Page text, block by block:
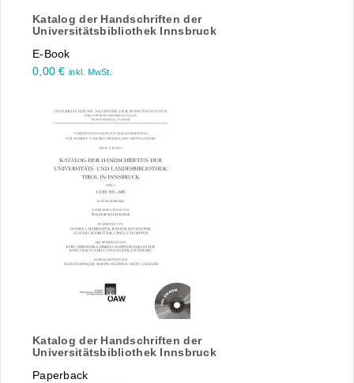
Katalog der Handschriften der
Universitätsbibliothek Innsbruck
E-Book
0,00€ inkl. MwSt.
Katalog der Handschriften der
Universitätsbibliothek Innsbruck
Paperback